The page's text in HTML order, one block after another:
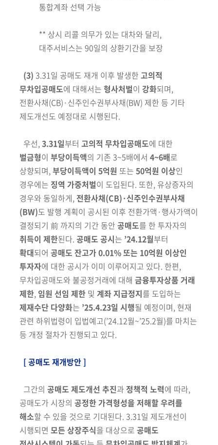
통합계좌 선택 가능
** 상시 리콜 의무가 있는 대차와 달리,
대주서비스는 90일의 상환기간을 보장
(3) 3.31일 공매도 재개 이후 발생한 고의적
무차입공매도에 대해서는 형사처벌이 강화되며,
전환사채(CB)·신주인수권부사채(BW) 제한 등 기타
제도개선도 예정대로 시행된다.
우선,3.31일부터 고의적 무차입공매도에 대한
벌금형이 부당이득액의 기존 3~5배에서 4~6배로
상향되며,부당이득액이 5억원 또는 50억원 이상인
경우에는 징역 가중처벌이 도입된다. 또한, 유상증자의
경우와 동일하게,전환사채(CB)·신주인수권부사채
(BW)도 발행 계획이 공시된 이후 전환가액·행사가액이
결정되기 前 까지의 기간 동안 공매도를 한 투자자의
취득이 제한된다. 공매도 공시는 ’24.12월부터
확대되어 공매도 잔고가 0.01% 또는 10억원 이상인
투자자에 대한 공시가 이미 이루어지고 있다. 한편,
무차입공매도와 불공정거래에 대해 금융투자상품 거래
제한, 임원 선임 제한 및 계좌 지급정지를 도입하는
제재수단 다양화는 ’25.4.23일 시행될 예정이며, 현재
관련 하위법령이 입법예고(’24.12월~’25.2월)를 마치는
등 개정 절차가 진행되고 있다.
[ 공매도 재개방안 ]
그간의 공매도 제도개선 추진과 정책적 노력에 따라,
공매도가 시장의 공정한 가격형성을 저해할 우려를
해소할 수 있을 것으로 기대된다. 3.31일 제도개선이
시행되면 모든 상장주식을 대상으로 공매도